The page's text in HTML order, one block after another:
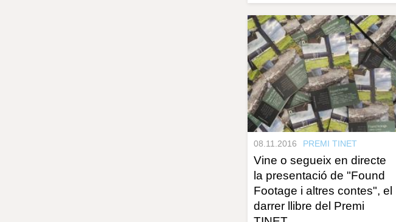
08.11.2016 PREMI TINET
Vine o segueix en directe
la presentació de "Found
Footage i altres contes", el
darrer llibre del Premi